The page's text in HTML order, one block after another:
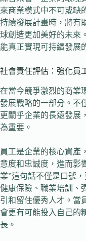
來商業模式中不可或缺
持續發展計畫時，將有
球創造更加美好的未來
能真正實現可持續發展
社會責任評估：強化員
在當今競爭激烈的商業
發展戰略的一部分。不
更關乎企業的長遠發展
為重要。
員工是企業的核心資產
意度和忠誠度，進而影
業”這句話不僅是口號
健康保險、職業培訓、
引和留住優秀人才。當
會更有可能投入自己的
長。